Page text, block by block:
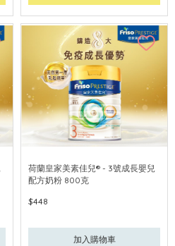
荷蘭皇家美素佳兒® - 3號成長嬰兒
配方奶粉 800克
$448
加入購物車